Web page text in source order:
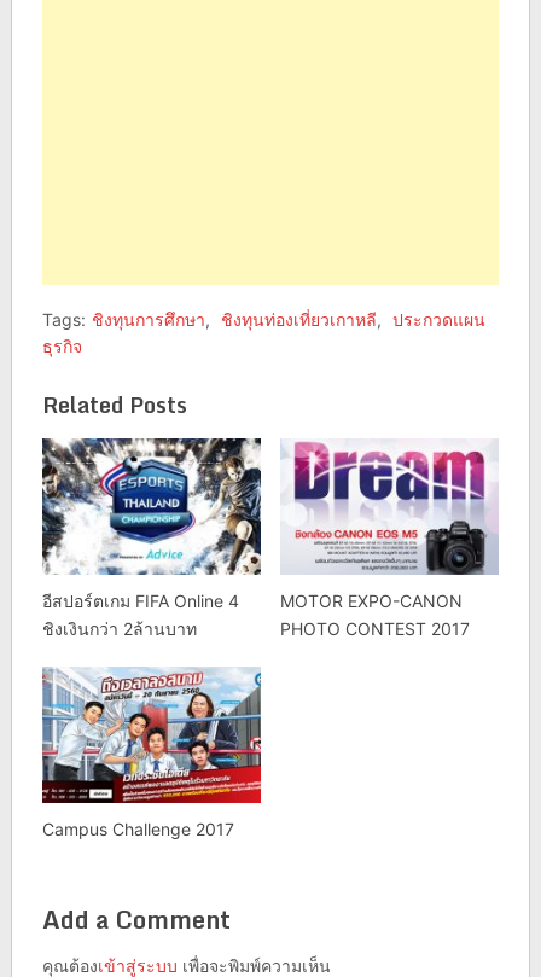
Tags: ชิงทุนการศึกษา, ชิงทุนท่องเที่ยวเกาหลี, ประกวดแผน
ธุรกิจ
Related Posts
อีสปอร์ตเกม FIFA Online 4
ชิงเงินกว่า 2ล้านบาท
MOTOR EXPO-CANON
PHOTO CONTEST 2017
Campus Challenge 2017
Add a Comment
คุณต้องเข้าสู่ระบบ เพื่อจะพิมพ์ความเห็น